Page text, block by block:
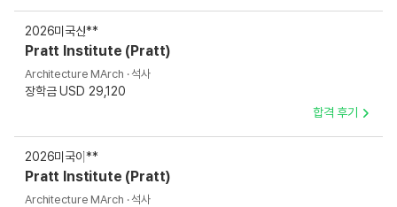
2026미국신**
Pratt Institute (Pratt)
Architecture MArch · 석사
장학금 USD 29,120
합격 후기
2026미국이**
Pratt Institute (Pratt)
Architecture MArch · 석사